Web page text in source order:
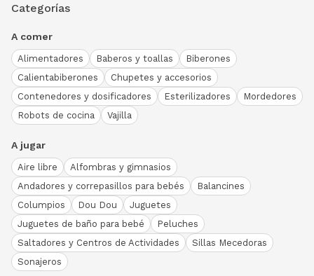
Categorías
A comer
Alimentadores Baberos y toallas
Biberones
Calientabiberones
Chupetes y accesorios
Contenedores y dosificadores
Esterilizadores
Mordedores
Robots de cocina
Vajilla
A jugar
Aire libre
Alfombras y gimnasios
Andadores y correpasillos para bebés
Balancines
Columpios
Dou Dou
Juguetes
Juguetes de baño para bebé
Peluches
Saltadores y Centros de Actividades
Sillas Mecedoras
Sonajeros